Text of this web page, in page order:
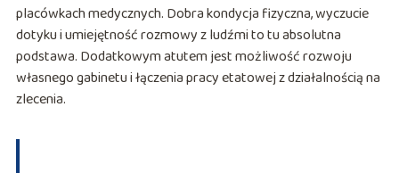
placówkach medycznych. Dobra kondycja fizyczna, wyczucie
dotyku i umiejętność rozmowy z ludźmi to tu absolutna
podstawa. Dodatkowym atutem jest możliwość rozwoju
własnego gabinetu i łączenia pracy etatowej z działalnością na
zlecenia.